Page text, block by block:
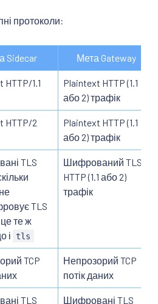
протоколи:
Sidecar Мета Gateway
HTTP/1.1
Plaintext HTTP (1.1
або 2) трафік
HTTP/2
Plaintext HTTP (1.1
або 2) трафік
TLS
TLS
те ж
і
tls
Шифрований TLS
HTTP (1.1 або 2)
трафік
TCP
Непрозорий TCP
потік даних
TLS Шифровані TLS